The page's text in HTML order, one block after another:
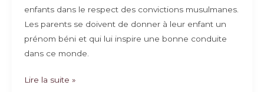
enfants dans le respect des convictions musulmanes.
Les parents se doivent de donner à leur enfant un
prénom béni et qui lui inspire une bonne conduite
dans ce monde.
Les
Lire la suite »